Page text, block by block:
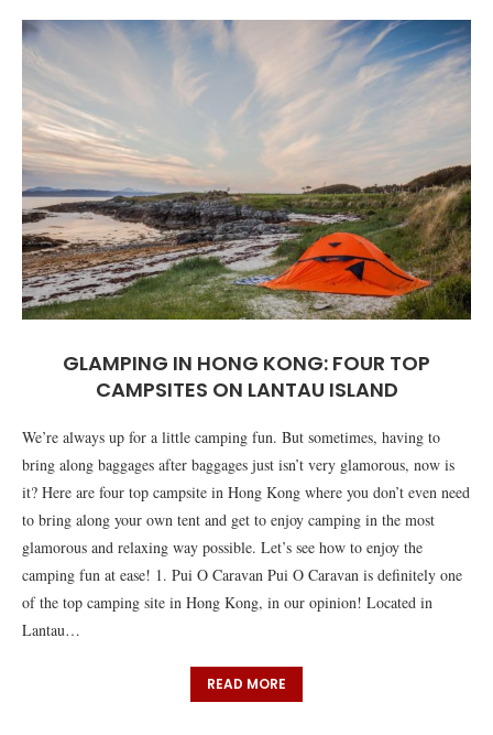
GLAMPING IN HONG KONG: FOUR TOP
CAMPSITES ON LANTAU ISLAND
We’re always up for a little camping fun. But sometimes, having to
bring along baggages after baggages just isn’t very glamorous, now is
it? Here are four top campsite in Hong Kong where you don’t even need
to bring along your own tent and get to enjoy camping in the most
glamorous and relaxing way possible. Let’s see how to enjoy the
camping fun at ease! 1. Pui O Caravan Pui O Caravan is definitely one
of the top camping site in Hong Kong, in our opinion! Located in
Lantau…
READ MORE